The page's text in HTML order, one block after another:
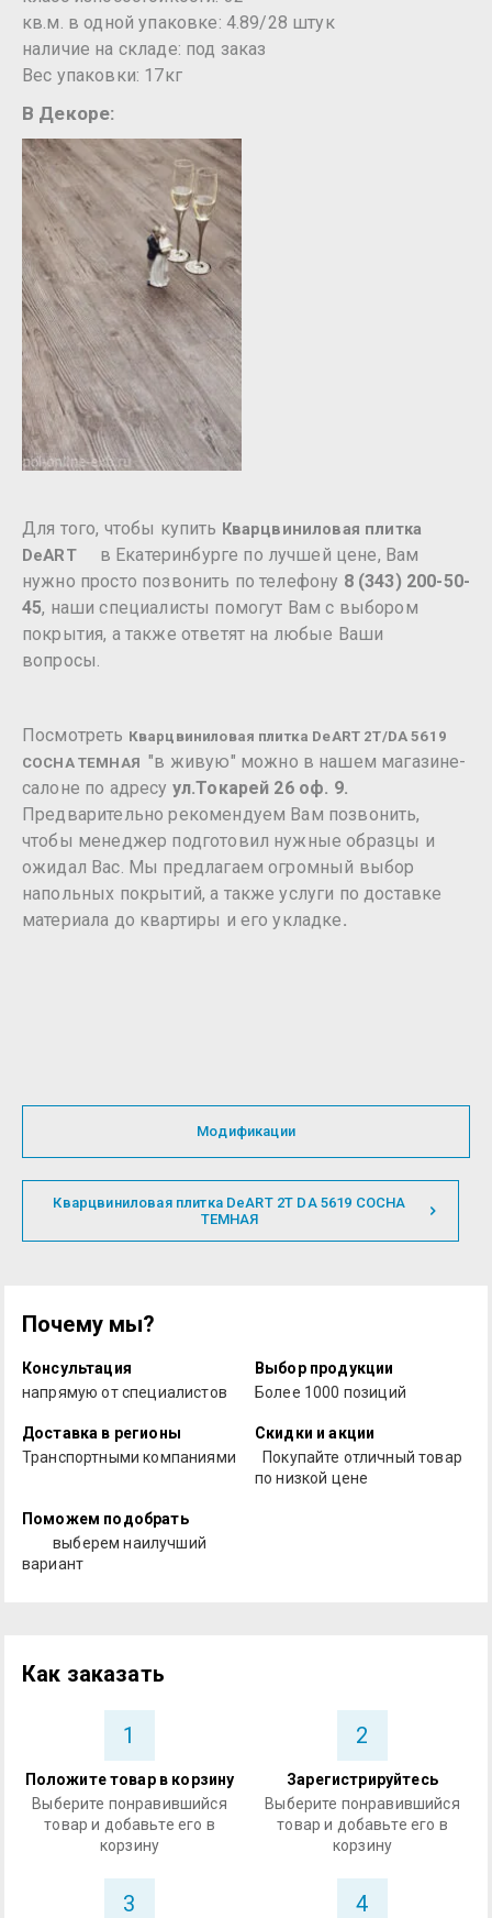
кв.м. в одной упаковке: 4.89/28 штук
наличие на складе: под заказ
Вес упаковки: 17кг
В Декоре:
Для того, чтобы купить Кварцвиниловая плитка
DeART
в Екатеринбурге по лучшей цене, Вам
нужно просто позвонить по телефону 8 (343) 200-50-
45, наши специалисты помогут Вам с выбором
покрытия, а также ответят на любые Ваши
вопросы.
Посмотреть Кварцвиниловая плитка DeART 2T/DA 5619
СОСНА ТЕМНАЯ "в живую" можно в нашем магазине-
салоне по адресу ул.Токарей 26 оф. 9.
Предварительно рекомендуем Вам позвонить,
чтобы менеджер подготовил нужные образцы и
ожидал Вас. Мы предлагаем огромный выбор
напольных покрытий, а также услуги по доставке
материала до квартиры и его укладке.
Модификации
Кварцвиниловая плитка DeART 2T DA 5619 СОСНА
ТЕМНАЯ
Почему мы?
Консультация
напрямую от специалистов
Выбор продукции
Более 1000 позиций
Доставка в регионы
Транспортными компаниями
Скидки и акции
Покупайте отличный товар
по низкой цене
Поможем подобрать
выберем наилучший
вариант
Как заказать
1
Положите товар в корзину
Выберите понравившийся
товар и добавьте его в
корзину
2
Зарегистрируйтесь
Выберите понравившийся
товар и добавьте его в
корзину
3 4